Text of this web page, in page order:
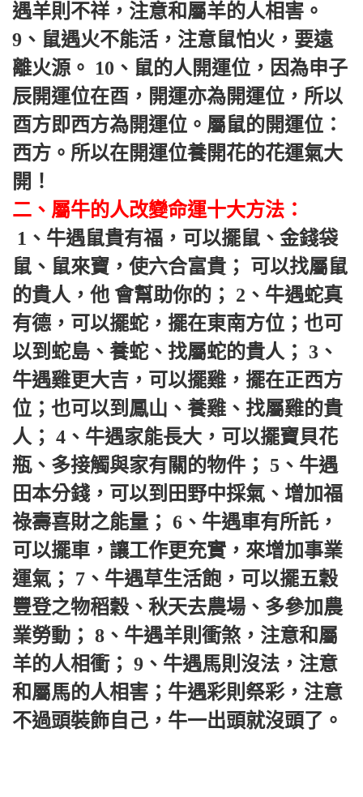
遇羊則不祥，注意和屬羊的人相害。
9、鼠遇火不能活，注意鼠怕火，要遠
離火源。 10、鼠的人開運位，因為申子
辰開運位在酉，開運亦為開運位，所以
酉方即西方為開運位。屬鼠的開運位：
西方。所以在開運位養開花的花運氣大
開！
二、屬牛的人改變命運十大方法：
鼠、鼠來寶，使六合富貴； 可以找屬鼠
的貴人，他 ​​會幫助你的； 2、牛遇蛇真
有德，可以擺蛇，擺在東南方位；也可
以到蛇島、養蛇、找屬蛇的貴人； 3、
牛遇雞更大吉，可以擺雞，擺在正西方
位；也可以到鳳山、養雞、找屬雞的貴
人； 4、牛遇家能長大，可以擺寶貝花
瓶、多接觸與家有關的物件； 5、牛遇
田本分錢，可以到田野中採氣、增加福
祿壽喜財之能量； 6、牛遇車有所託，
可以擺車，讓工作更充實，來增加事業
運氣； 7、牛遇草生活飽，可以擺五穀
豐登之物稻穀、秋天去農場、多參加農
業勞動； 8、牛遇羊則衝煞，注意和屬
羊的人相衝； 9、牛遇馬則沒法，注意
和屬馬的人相害；牛遇彩則祭彩，注意
不過頭裝飾自己，牛一出頭就沒頭了。